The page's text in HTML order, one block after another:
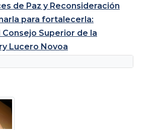
de Paz y Reconsideración
para fortalecerla:
Superior de la
Lucero Novoa